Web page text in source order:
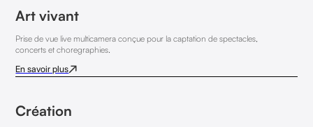
Art vivant
Prise de vue live multicamera conçue pour la captation de spectacles,
concerts et choregraphies.
En savoir plus
Création